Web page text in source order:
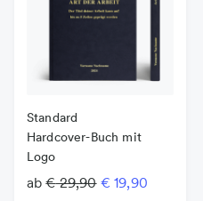
€ 39,90.
price is: € 29,90.
Standard
Hardcover-Buch mit
Logo
ab€29,90 Original price
€ 19,90Current